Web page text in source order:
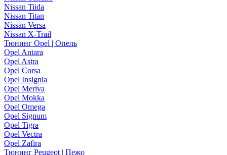
Nissan Tiida
Nissan Titan
Nissan Versa
Nissan X-Trail
Тюнинг Opel | Опель
Opel Antara
Opel Astra
Opel Corsa
Opel Insignia
Opel Meriva
Opel Mokka
Opel Omega
Opel Signum
Opel Tigra
Opel Vectra
Opel Zafira
Тюнинг Peugeot | Пежо